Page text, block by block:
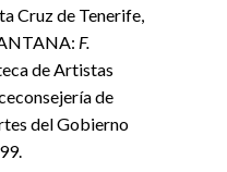
Cruz de Tenerife,
F.
de Artistas
de
del Gobierno